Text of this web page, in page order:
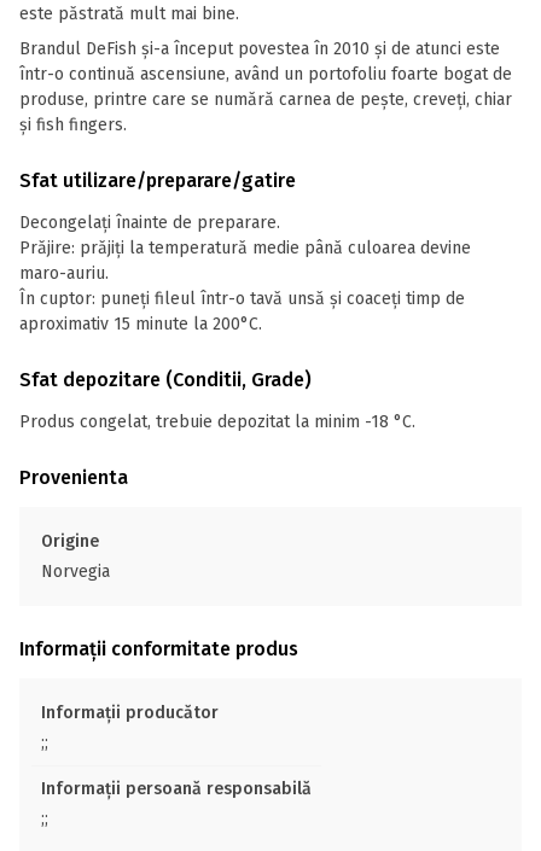
este păstrată mult mai bine.
Brandul DeFish și-a început povestea în 2010 și de atunci este
într-o continuă ascensiune, având un portofoliu foarte bogat de
produse, printre care se numără carnea de pește, creveți, chiar
și fish fingers.
Sfat utilizare/preparare/gatire
Decongelați înainte de preparare.
Prăjire: prăjiți la temperatură medie până culoarea devine
maro-auriu.
În cuptor: puneți fileul într-o tavă unsă și coaceți timp de
aproximativ 15 minute la 200°C.
Sfat depozitare (Conditii, Grade)
Produs congelat, trebuie depozitat la minim -18 °C.
Provenienta
Origine
Norvegia
Informații conformitate produs
Informații producător
;;
Informații persoană responsabilă
;;